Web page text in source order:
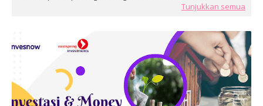
Tunjukkan semua